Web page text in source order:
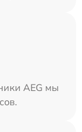
AEG мы